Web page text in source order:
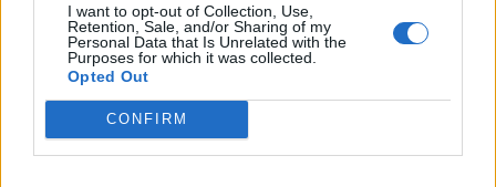
I want to opt-out of Collection, Use,
Retention, Sale, and/or Sharing of my
Personal Data that Is Unrelated with the
Purposes for which it was collected.
Opted Out
CONFIRM
Commentaires récents
Edward BurgysurVoici la clé pour être heureux en
couple pendant 20 ans, selon cet expert